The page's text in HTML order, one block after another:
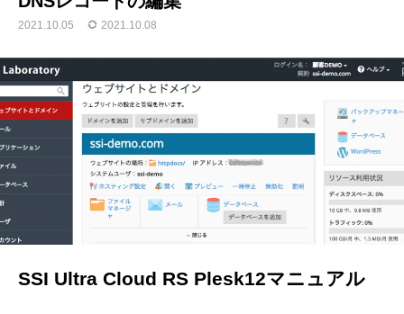
2021.10.05 2021.10.08
SSI Ultra Cloud RS Plesk12マニュアル